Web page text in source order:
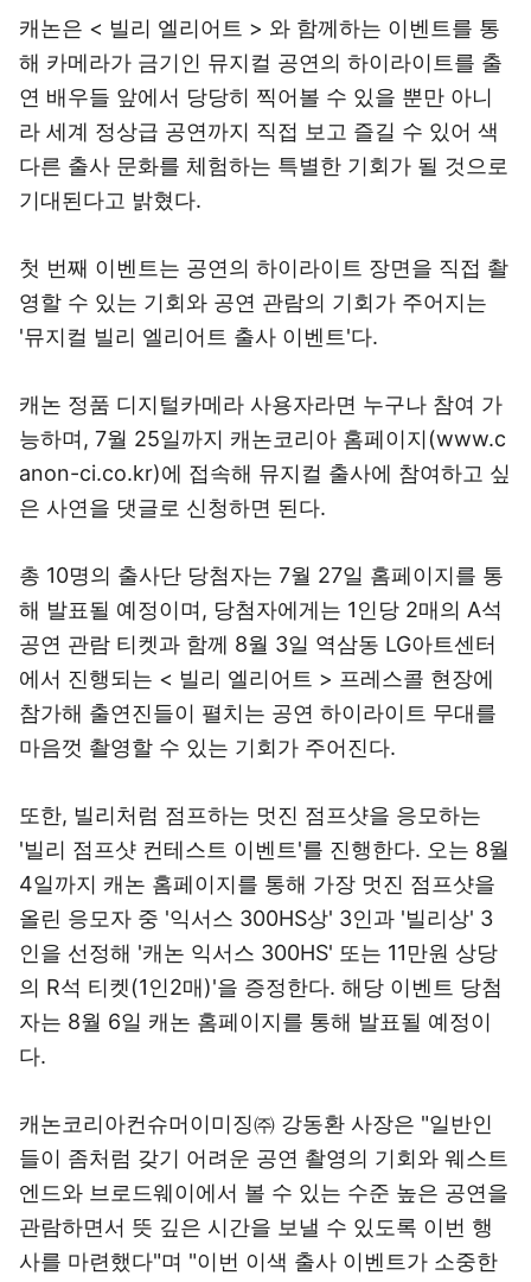
캐논은 < 빌리 엘리어트 > 와 함께하는 이벤트를 통
해 카메라가 금기인 뮤지컬 공연의 하이라이트를 출
연 배우들 앞에서 당당히 찍어볼 수 있을 뿐만 아니
라 세계 정상급 공연까지 직접 보고 즐길 수 있어 색
다른 출사 문화를 체험하는 특별한 기회가 될 것으로
기대된다고 밝혔다.
첫 번째 이벤트는 공연의 하이라이트 장면을 직접 촬
영할 수 있는 기회와 공연 관람의 기회가 주어지는
'뮤지컬 빌리 엘리어트 출사 이벤트'다.
캐논 정품 디지털카메라 사용자라면 누구나 참여 가
능하며, 7월 25일까지 캐논코리아 홈페이지(www.c
anon-ci.co.kr)에 접속해 뮤지컬 출사에 참여하고 싶
은 사연을 댓글로 신청하면 된다.
총 10명의 출사단 당첨자는 7월 27일 홈페이지를 통
해 발표될 예정이며, 당첨자에게는 1인당 2매의 A석
공연 관람 티켓과 함께 8월 3일 역삼동 LG아트센터
에서 진행되는 < 빌리 엘리어트 > 프레스콜 현장에
참가해 출연진들이 펼치는 공연 하이라이트 무대를
마음껏 촬영할 수 있는 기회가 주어진다.
또한, 빌리처럼 점프하는 멋진 점프샷을 응모하는
'빌리 점프샷 컨테스트 이벤트'를 진행한다. 오는 8월
4일까지 캐논 홈페이지를 통해 가장 멋진 점프샷을
올린 응모자 중 '익서스 300HS상' 3인과 '빌리상' 3
인을 선정해 '캐논 익서스 300HS' 또는 11만원 상당
의 R석 티켓(1인2매)'을 증정한다. 해당 이벤트 당첨
자는 8월 6일 캐논 홈페이지를 통해 발표될 예정이
다.
캐논코리아컨슈머이미징㈜ 강동환 사장은 "일반인
들이 좀처럼 갖기 어려운 공연 촬영의 기회와 웨스트
엔드와 브로드웨이에서 볼 수 있는 수준 높은 공연을
관람하면서 뜻 깊은 시간을 보낼 수 있도록 이번 행
사를 마련했다"며 "이번 이색 출사 이벤트가 소중한